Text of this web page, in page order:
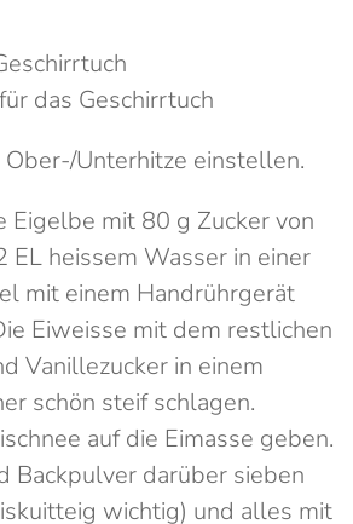
das Geschirrtuch
Ober-/Unterhitze einstellen.
Eigelbe mit 80 g Zucker von
EL heissem Wasser in einer
mit einem Handrührgerät
Eiweisse mit dem restlichen
Vanillezucker in einem
schön steif schlagen.
auf die Eimasse geben.
Backpulver darüber sieben
wichtig) und alles mit